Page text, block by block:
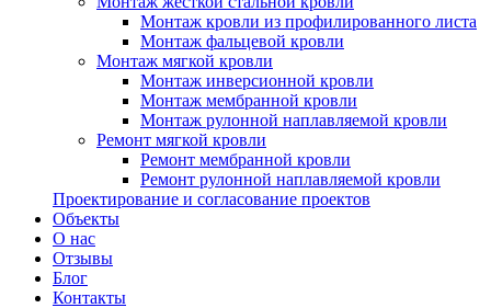
Монтаж кровли из профилированного листа
Монтаж фальцевой кровли
Монтаж мягкой кровли
Монтаж инверсионной кровли
Монтаж мембранной кровли
Монтаж рулонной наплавляемой кровли
Ремонт мягкой кровли
Ремонт мембранной кровли
Ремонт рулонной наплавляемой кровли
Проектирование и согласование проектов
Объекты
О нас
Отзывы
Блог
Контакты